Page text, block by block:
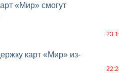
«Мир» смогут
карт «Мир» из-